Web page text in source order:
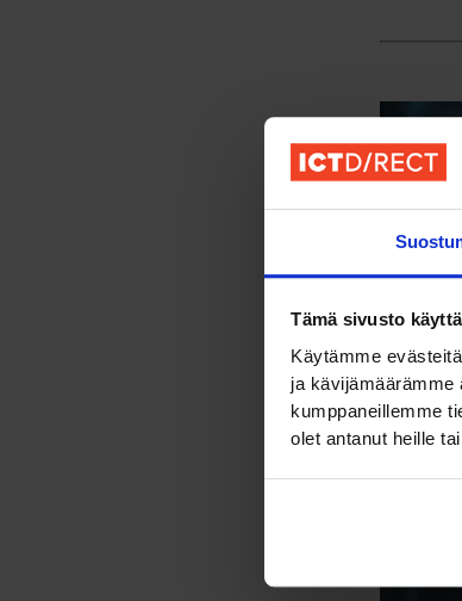
Tämä sivusto
Käytämme
ja kävijämäärämme
kumppaneillemme
olet antanut heille